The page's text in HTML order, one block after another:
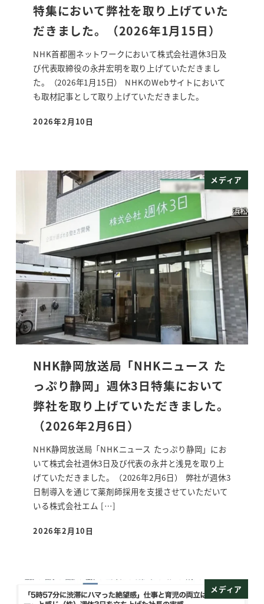
特集において弊社を取り上げていた
だきました。（2026年1月15日）
NHK首都圏ネットワークにおいて株式会社週休3日及
び代表取締役の永井宏明を取り上げていただきまし
た。（2026年1月15日） NHKのWebサイトにおいて
も取材記事として取り上げていただきました。
投稿日
2026年2月10日
メディア
NHK静岡放送局「NHKニュース た
っぷり静岡」週休3日特集において
弊社を取り上げていただきました。
（2026年2月6日）
NHK静岡放送局「NHKニュース たっぷり静岡」にお
いて株式会社週休3日及び代表の永井と浅見を取り上
げていただきました。（2026年2月6日） 弊社が週休3
日制導入を通じて薬剤師採用を支援させていただいて
いる株式会社エム […]
投稿日
2026年2月10日
メディア